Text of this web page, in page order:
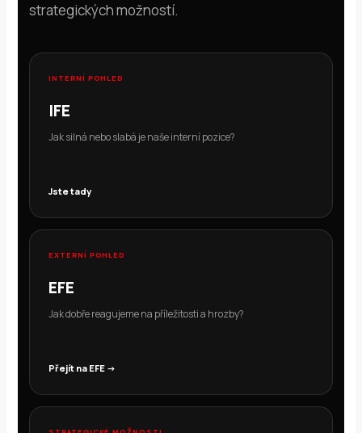
strategických možností.
INTERNÍ POHLED
IFE
Jak silná nebo slabá je naše interní pozice?
Jste tady
EXTERNÍ POHLED
EFE
Jak dobře reagujeme na příležitosti a hrozby?
Přejít na EFE →